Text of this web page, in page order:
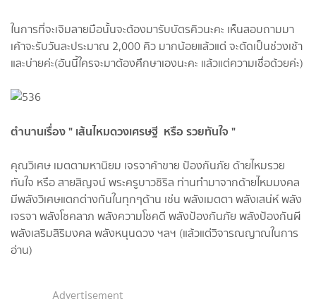
ในการที่จะเจิมลายมือนั้นจะต้องมารับบัตรคิวนะคะ เห็นสอบถามมา
เค้าจะรับวันละประมาณ 2,000 คิว มากน้อยแล้วแต่ จะตัดเป็นช่วงเช้า
และบ่ายค่ะ(อันนี้ใครจะมาต้องศึกษาเองนะคะ แล้วแต่ความเชื่อด้วยค่ะ)
ตำนานเรื่อง " เส้นไหมดวงเศรษฐี หรือ รวยทันใจ "
คุณวิเศษ เมตตามหานิยม เจรจาค้าขาย ป้องกันภัย ด้ายไหมรวย
ทันใจ หรือ สายสิญจน์ พระครูบาวชิริล ท่านทำมาจากด้ายไหมมงคล
มีพลังวิเศษแตกต่างกันในทุกๆด้าน เช่น พลังเมตตา พลังเสน่ห์ พลัง
เจรจา พลังโชคลาภ พลังความโชคดี พลังป้องกันภัย พลังป้องกันผี
พลังเสริมสิริมงคล พลังหนุนดวง ฯลฯ (แล้วแต่วิจารณญาณในการ
อ่าน)
Advertisement